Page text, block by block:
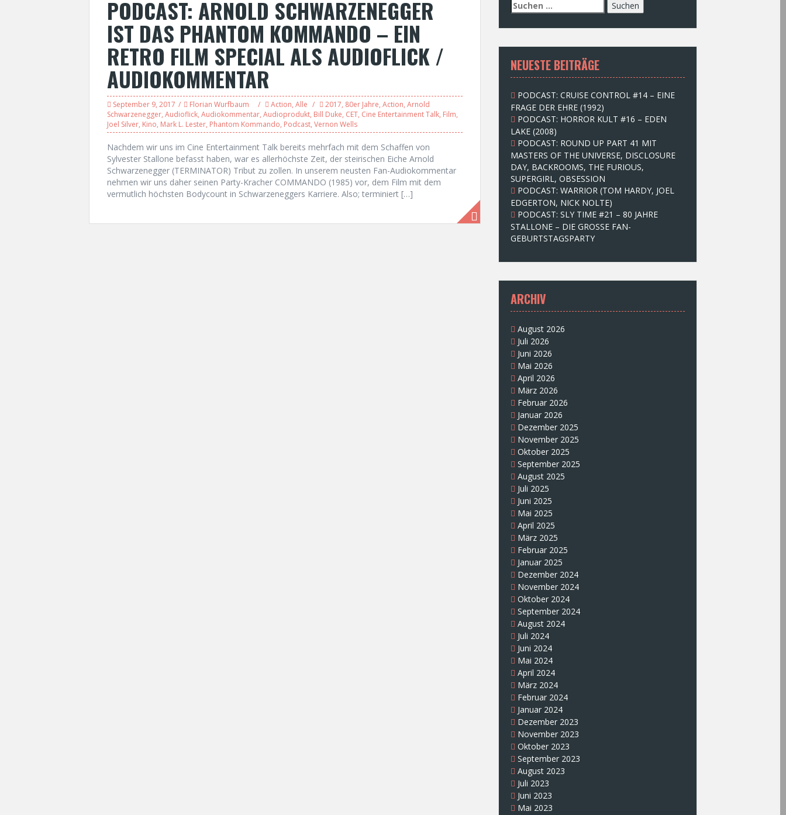
PODCAST: ARNOLD SCHWARZENEGGER
IST DAS PHANTOM KOMMANDO – EIN
RETRO FILM SPECIAL ALS AUDIOFLICK /
AUDIOKOMMENTAR
September 9, 2017 Florian Wurfbaum Action, Alle 2017, 80er Jahre, Action, Arnold
Schwarzenegger, Audioflick, Audiokommentar, Audioprodukt, Bill Duke, CET, Cine Entertainment Talk, Film,
Joel Silver, Kino, Mark L. Lester, Phantom Kommando, Podcast, Vernon Wells
Nachdem wir uns im Cine Entertainment Talk bereits mehrfach mit dem Schaffen von
Sylvester Stallone befasst haben, war es allerhöchste Zeit, der steirischen Eiche Arnold
Schwarzenegger (TERMINATOR) Tribut zu zollen. In unserem neusten Fan-Audiokommentar
nehmen wir uns daher seinen Party-Kracher COMMANDO (1985) vor, dem Film mit dem
vermutlich höchsten Bodycount in Schwarzeneggers Karriere. Also; terminiert […]
S
u
c
e
n
n
c
h
:
NEUESTE BEITRÄGE
PODCAST: CRUISE CONTROL #14 – EINE
FRAGE DER EHRE (1992)
PODCAST: HORROR KULT #16 – EDEN
LAKE (2008)
PODCAST: ROUND UP PART 41 MIT
MASTERS OF THE UNIVERSE, DISCLOSURE
DAY, BACKROOMS, THE FURIOUS,
SUPERGIRL, OBSESSION
PODCAST: WARRIOR (TOM HARDY, JOEL
EDGERTON, NICK NOLTE)
PODCAST: SLY TIME #21 – 80 JAHRE
STALLONE – DIE GROSSE FAN-
GEBURTSTAGSPARTY
ARCHIV
August 2026
Juli 2026
Juni 2026
Mai 2026
April 2026
März 2026
Februar 2026
Januar 2026
Dezember 2025
November 2025
Oktober 2025
September 2025
August 2025
Juli 2025
Juni 2025
Mai 2025
April 2025
März 2025
Februar 2025
Januar 2025
Dezember 2024
November 2024
Oktober 2024
September 2024
August 2024
Juli 2024
Juni 2024
Mai 2024
April 2024
März 2024
Februar 2024
Januar 2024
Dezember 2023
November 2023
Oktober 2023
September 2023
August 2023
Juli 2023
Juni 2023
Mai 2023